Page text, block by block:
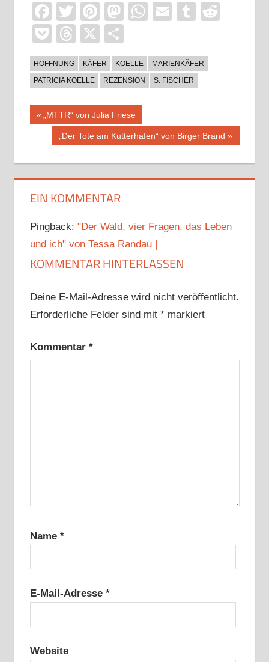
Facebook
TwitterPinterest
Mastodon
WhatsApp
EmailTumblr
PocketThreads
X
HOFFNUNG KÄFER KOELLE
MARIENKÄFER
PATRICIA KOELLE
REZENSION S. FISCHER
Beitragsnavigation
Vorheriger
Beitrag:
„MTTR“ von Julia Friese
Nächster
„Der Tote am Kutterhafen“ von Birger Brand
EIN KOMMENTAR
Pingback: "Der Wald, vier Fragen, das Leben
und ich" von Tessa Randau |
KOMMENTAR HINTERLASSEN
Deine E-Mail-Adresse wird nicht veröffentlicht.
Erforderliche Felder sind mit *markiert
Kommentar *
Name *
E-Mail-Adresse *
Website